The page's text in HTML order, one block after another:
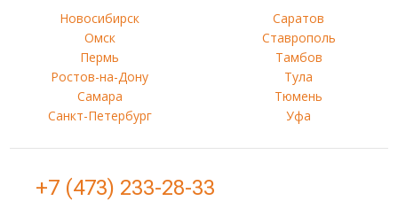
Новосибирск
Омск
Пермь
Ростов-на-Дону
Самара
Санкт-Петербург
Саратов
Ставрополь
Тамбов
Тула
Тюмень
Уфа
+7 (473) 233-28-33